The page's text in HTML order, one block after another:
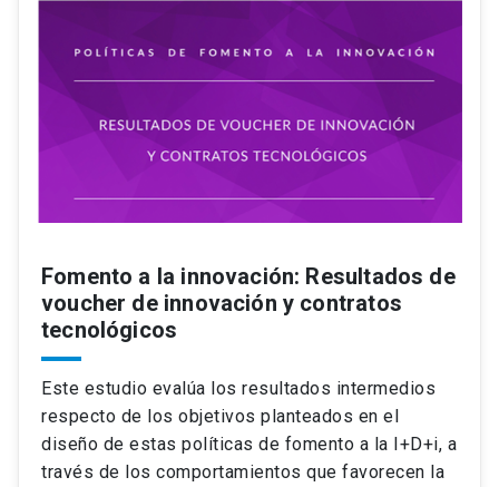
Fomento a la innovación: Resultados de
voucher de innovación y contratos
tecnológicos
Este estudio evalúa los resultados intermedios
respecto de los objetivos planteados en el
diseño de estas políticas de fomento a la I+D+i, a
través de los comportamientos que favorecen la